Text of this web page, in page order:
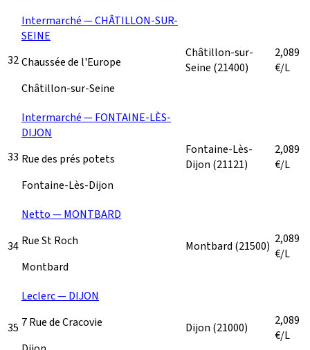
32
Intermarché — CHÂTILLON-SUR-
SEINE
Chaussée de l'Europe
Châtillon-sur-Seine
Châtillon-sur-
Seine (21400)
2,089
€/L
33
Intermarché — FONTAINE-LÈS-
DIJON
Rue des prés potets
Fontaine-Lès-Dijon
Fontaine-Lès-
Dijon (21121)
2,089
€/L
34
Netto — MONTBARD
Rue St Roch
Montbard
Montbard (21500) 2,089
€/L
35
Leclerc — DIJON
7 Rue de Cracovie
Dijon (21000)
2,089
€/L